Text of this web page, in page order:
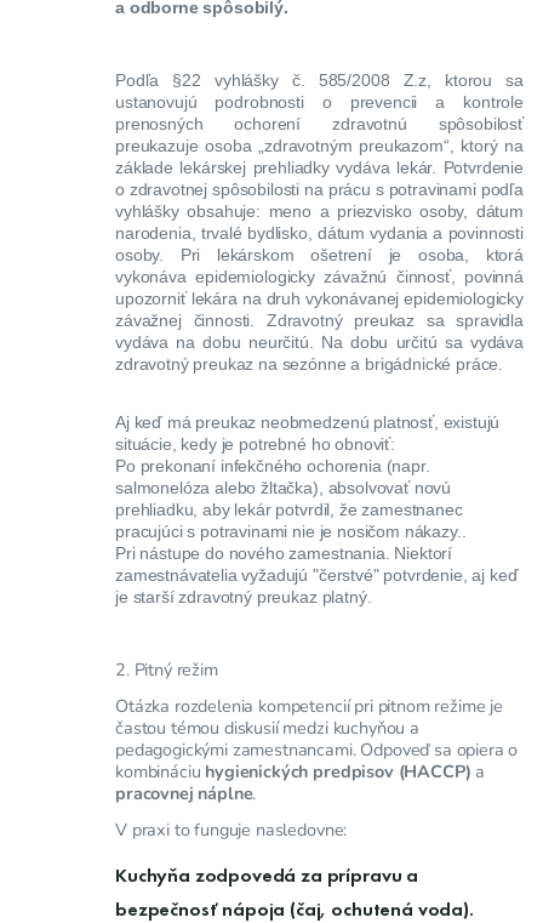
a odborne spôsobilý.
Podľa §22 vyhlášky č. 585/2008 Z.z, ktorou sa
ustanovujú podrobnosti o prevencii a kontrole
prenosných ochorení zdravotnú spôsobilosť
preukazuje osoba „zdravotným preukazom“, ktorý na
základe lekárskej prehliadky vydáva lekár. Potvrdenie
o zdravotnej spôsobilosti na prácu s potravinami podľa
vyhlášky obsahuje: meno a priezvisko osoby, dátum
narodenia, trvalé bydlisko, dátum vydania a povinnosti
osoby. Pri lekárskom ošetrení je osoba, ktorá
vykonáva epidemiologicky závažnú činnosť, povinná
upozorniť lekára na druh vykonávanej epidemiologicky
závažnej činnosti. Zdravotný preukaz sa spravidla
vydáva na dobu neurčitú. Na dobu určitú sa vydáva
zdravotný preukaz na sezónne a brigádnické práce.
Aj keď má preukaz neobmedzenú platnosť, existujú
situácie, kedy je potrebné ho obnoviť:
Po prekonaní infekčného ochorenia (napr.
salmonelóza alebo žltačka), absolvovať novú
prehliadku, aby lekár potvrdil, že zamestnanec
pracujúci s potravinami nie je nosičom nákazy..
Pri nástupe do nového zamestnania. Niektorí
zamestnávatelia vyžadujú "čerstvé" potvrdenie, aj keď
je starší zdravotný preukaz platný.
2. Pitný režim
Otázka rozdelenia kompetencií pri pitnom režime je
častou témou diskusií medzi kuchyňou a
pedagogickými zamestnancami. Odpoveď sa opiera o
kombináciu hygienických predpisov (HACCP) a
pracovnej náplne.
V praxi to funguje nasledovne:
Kuchyňa zodpovedá za prípravu a
bezpečnosťnápoja (čaj, ochutená voda).